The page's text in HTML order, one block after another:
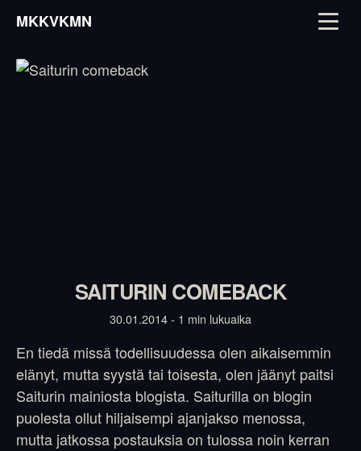
MKKVKMN
SAITURIN COMEBACK
30.01.2014 - 1 min lukuaika
En tiedä missä todellisuudessa olen aikaisemmin
elänyt, mutta syystä tai toisesta, olen jäänyt paitsi
Saiturin mainiosta blogista. Saiturilla on blogin
puolesta ollut hiljaisempi ajanjakso menossa,
mutta jatkossa postauksia on tulossa noin kerran